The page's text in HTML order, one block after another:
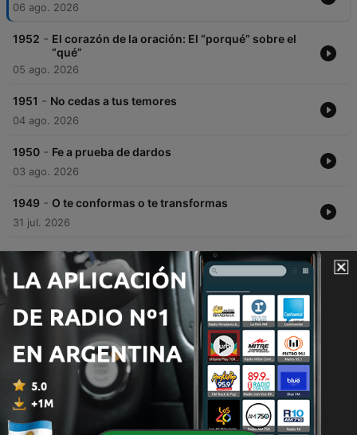
06 ago. 2026
1952 - El corazón de la oración: El “porqué” sobre el
“qué”
05 ago. 2026
1951 - No cedas a tus temores
04 ago. 2026
1950 - Fe a prueba de dardos
03 ago. 2026
1949 - O te conformas o te transformas
31 jul. 2026
Mostrar más episodios
Podcasts de Radio Obedira 102.1 FM